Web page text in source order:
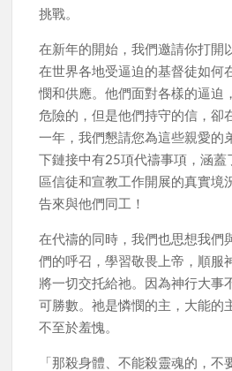
挑戰。
在新年的開始，我們邀請你打開
在世界各地受逼迫的基督徒如何
憫和供應。他們面對各樣的逼迫
危險的，但是他們持守的信，卻
一年，我們懇請您為這些親愛的
下鏈接中有25項代禱事項，涵
區信徒和宣教工作開展的真實境
告來與他們同工！
在代禱的同時，我們也思想我們
們的呼召，學習敬畏上帝，順服
將一切交托給祂。因為神行大事
可勝數。祂是憐憫的主，大能的
不至於羞愧。
「那殺身體、不能殺靈魂的，